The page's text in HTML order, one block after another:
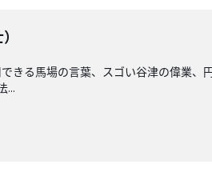
きる馬場の言葉、スゴい谷津の偉業、
...